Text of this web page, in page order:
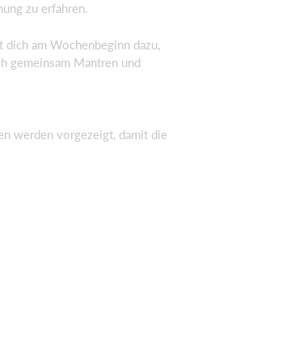
zu erfahren.
am Wochenbeginn dazu,
gemeinsam Mantren und
werden vorgezeigt, damit die